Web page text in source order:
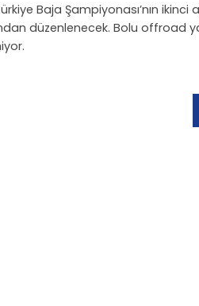
Baja Şampiyonası’nın
düzenlenecek. Bolu offroad